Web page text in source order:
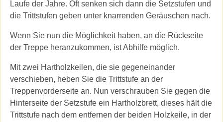
Laufe der Jahre. Oft senken sich dann die Setzstufen und
die Trittstufen geben unter knarrenden Geräuschen nach.
Wenn Sie nun die Möglichkeit haben, an die Rückseite
der Treppe heranzukommen, ist Abhilfe möglich.
Mit zwei Hartholzkeilen, die sie gegeneinander
verschieben, heben Sie die Trittstufe an der
Treppenvorderseite an. Nun verschrauben Sie gegen die
Hinterseite der Setzstufe ein Hartholzbrett, dieses hält die
Trittstufe nach dem entfernen der beiden Holzkeile, in der